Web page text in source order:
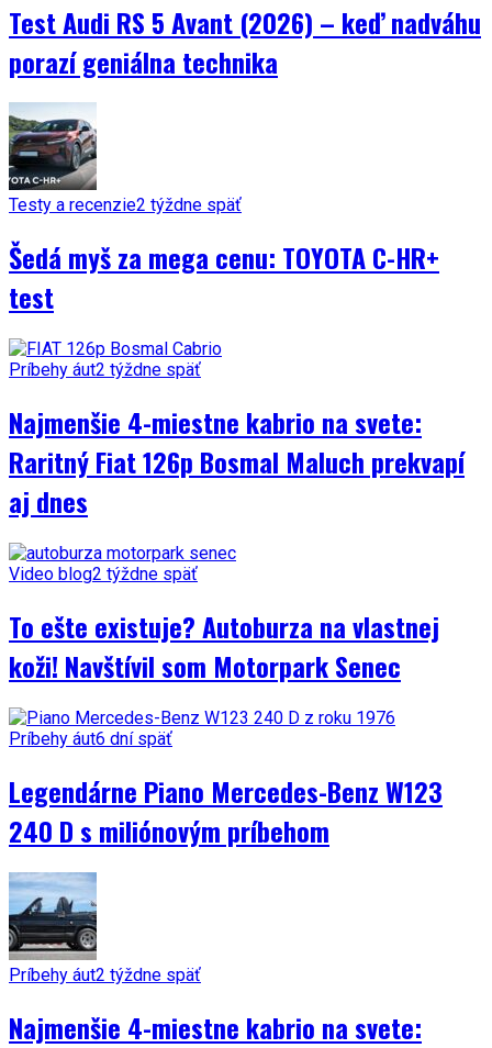
Test Audi RS 5 Avant (2026) – keď nadváhu
porazí geniálna technika
Testy a recenzie2 týždne späť
Šedá myš za mega cenu: TOYOTA C-HR+
test
Príbehy áut2 týždne späť
Najmenšie 4-miestne kabrio na svete:
Raritný Fiat 126p Bosmal Maluch prekvapí
aj dnes
Video blog2 týždne späť
To ešte existuje? Autoburza na vlastnej
koži! Navštívil som Motorpark Senec
Príbehy áut6 dní späť
Legendárne Piano Mercedes-Benz W123
240 D s miliónovým príbehom
Príbehy áut2 týždne späť
Najmenšie 4-miestne kabrio na svete: